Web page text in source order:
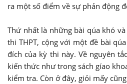
ra một số điểm về sự phản động
Thứ nhất là những bài qúa khó
thi THPT, cộng với một đề bài
đích của kỳ thi này. Về nguyên
kiến thức như trong sách gíao
kiểm tra. Còn ở đây, giỏi mấy